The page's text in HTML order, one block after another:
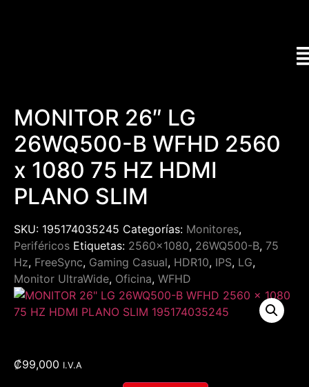
MONITOR 26″ LG
26WQ500-B WFHD 2560
x 1080 75 HZ HDMI
PLANO SLIM
SKU: 195174035245 Categorías: Monitores,
Periféricos Etiquetas: 2560x1080, 26WQ500-B, 75
Hz, FreeSync, Gaming Casual, HDR10, IPS, LG,
Monitor UltraWide, Oficina, WFHD
₡99,000 I.V.A